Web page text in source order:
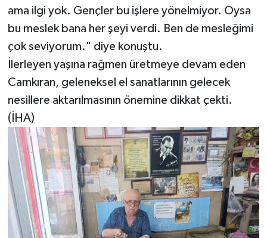
ama ilgi yok. Gençler bu işlere yönelmiyor. Oysa
bu meslek bana her şeyi verdi. Ben de mesleğimi
çok seviyorum." diye konuştu.
İlerleyen yaşına rağmen üretmeye devam eden
Camkıran, geleneksel el sanatlarının gelecek
nesillere aktarılmasının önemine dikkat çekti.
(İHA)